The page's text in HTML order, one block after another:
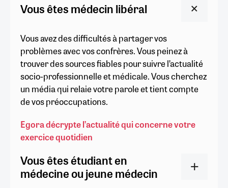
Vous êtes médecin libéral
Vous avez des difficultés à partager vos
problèmes avec vos confrères. Vous peinez à
trouver des sources fiables pour suivre l’actualité
socio-professionnelle et médicale. Vous cherchez
un média qui relaie votre parole et tient compte
de vos préoccupations.
Egora décrypte l’actualité qui concerne votre
exercice quotidien
Vous êtes étudiant en
médecine ou jeune médecin